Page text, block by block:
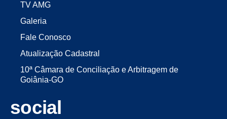
TV AMG
Galeria
Fale Conosco
Atualização Cadastral
10ª Câmara de Conciliação e Arbitragem de
Goiânia-GO
social